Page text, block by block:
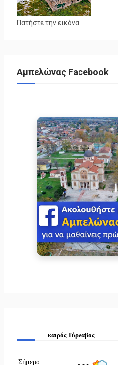
Πατήστε την εικόνα
Αμπελώνας Facebook
καιρός Τύρναβος